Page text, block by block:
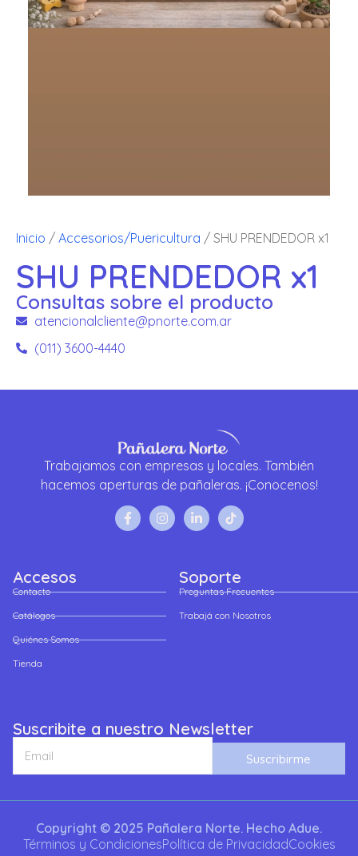
Inicio / Accesorios/Puericultura / SHU PRENDEDOR x1
SHU PRENDEDOR x1
Consultas sobre el producto
atencionalcliente@pnorte.com.ar
(011) 3600-4440
Trabajamos con empresas y locales. También
hacemos aperturas de pañaleras. ¡Conocenos!
Accesos
Contacto
Catálogos
Quiénes Somos
Tienda
Soporte
Preguntas Frecuentes
Trabajá con Nosotros
Suscribite a nuestro Newsletter
Suscribirme
Copyright © 2025 Pañalera Norte. Hecho Adue.
Términos y CondicionesPolítica de PrivacidadCookies